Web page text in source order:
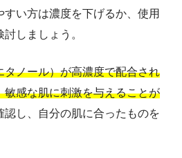
い方は濃度を下げるか、使用
しましょう。
タノール）が高濃度で配合され
敏感な肌に刺激を与えることが
認し、自分の肌に合ったものを